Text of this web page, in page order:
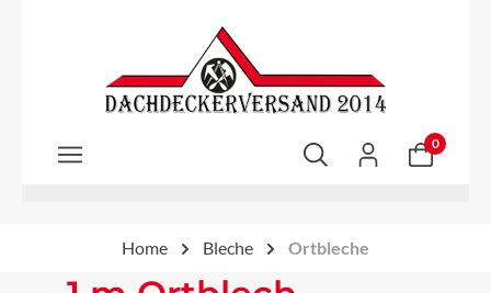
Zum Hauptinhalt springen
0
Home Bleche Ortbleche